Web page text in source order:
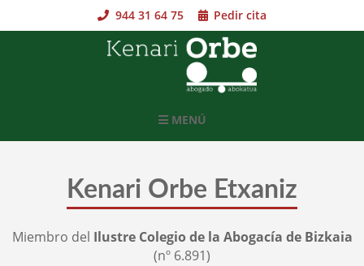
to
944 31 64 75 Pedir cita
MENÚ
Kenari Orbe Etxaniz
Miembro del Ilustre Colegio de la Abogacía de Bizkaia
(nº 6.891)